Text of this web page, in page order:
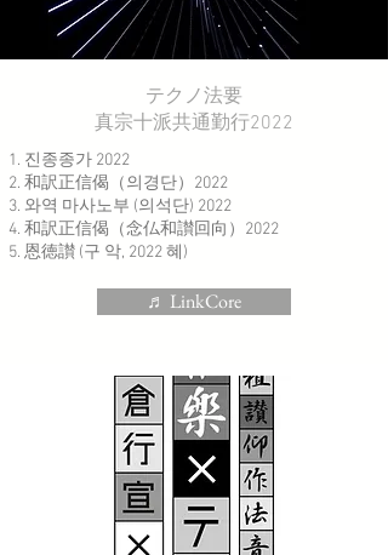
テクノ法要
真宗十派共通勤行2022
진종종가 2022
和訳正信偈（의경단）2022
와역 마사노부 (의석단) 2022
和訳正信偈（念仏和讃回向）2022
恩徳讃 (구 악, 2022 혜)
♬ LinkCore